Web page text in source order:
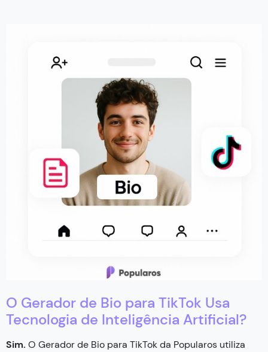
O Gerador de Bio para TikTok Usa
Tecnologia de Inteligência Artificial?
Sim. O Gerador de Bio para TikTok da Popularos utiliza